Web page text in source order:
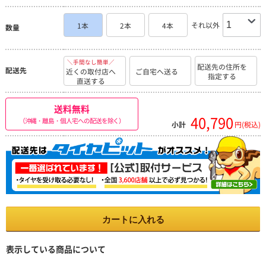
数量 1本 2本 4本 それ以外
配送先
＼手間なし簡単／
近くの取付店へ
直送する
ご自宅へ送る
配送先の住所を
指定する
送料無料
（沖縄・離島・個人宅への配送を除く） 小計 40,790 円(税込)
カートに入れる
表示している商品について